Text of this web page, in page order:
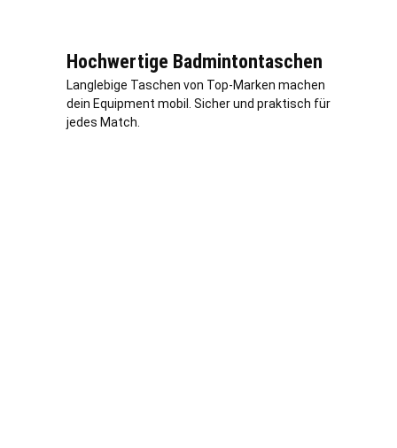
Hochwertige Badmintontaschen
Langlebige Taschen von Top-Marken machen
dein Equipment mobil. Sicher und praktisch für
jedes Match.